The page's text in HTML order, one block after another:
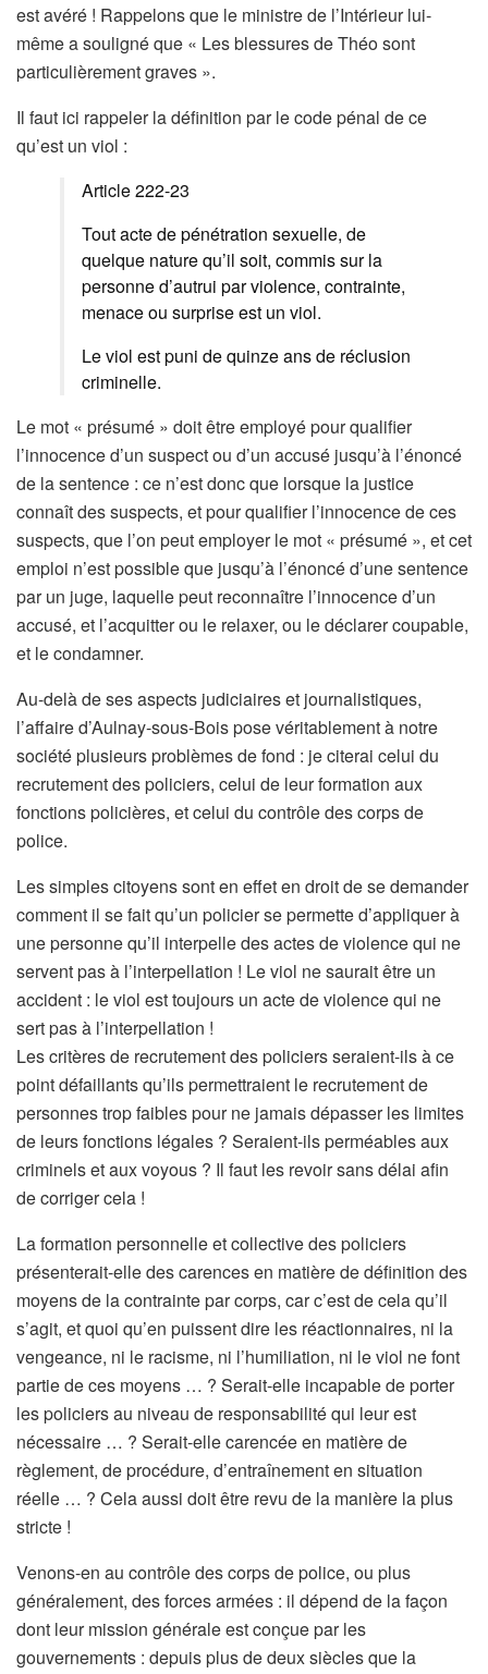
est avéré ! Rappelons que le ministre de l’Intérieur lui-
même a souligné que « Les blessures de Théo sont
particulièrement graves ».
Il faut ici rappeler la définition par le code pénal de ce
qu’est un viol :
Article 222-23
Tout acte de pénétration sexuelle, de
quelque nature qu’il soit, commis sur la
personne d’autrui par violence, contrainte,
menace ou surprise est un viol.
Le viol est puni de quinze ans de réclusion
criminelle.
Le mot « présumé » doit être employé pour qualifier
l’innocence d’un suspect ou d’un accusé jusqu’à l’énoncé
de la sentence : ce n’est donc que lorsque la justice
connaît des suspects, et pour qualifier l’innocence de ces
suspects, que l’on peut employer le mot « présumé », et cet
emploi n’est possible que jusqu’à l’énoncé d’une sentence
par un juge, laquelle peut reconnaître l’innocence d’un
accusé, et l’acquitter ou le relaxer, ou le déclarer coupable,
et le condamner.
Au-delà de ses aspects judiciaires et journalistiques,
l’affaire d’Aulnay-sous-Bois pose véritablement à notre
société plusieurs problèmes de fond : je citerai celui du
recrutement des policiers, celui de leur formation aux
fonctions policières, et celui du contrôle des corps de
police.
Les simples citoyens sont en effet en droit de se demander
comment il se fait qu’un policier se permette d’appliquer à
une personne qu’il interpelle des actes de violence qui ne
servent pas à l’interpellation ! Le viol ne saurait être un
accident : le viol est toujours un acte de violence qui ne
sert pas à l’interpellation !
Les critères de recrutement des policiers seraient-ils à ce
point défaillants qu’ils permettraient le recrutement de
personnes trop faibles pour ne jamais dépasser les limites
de leurs fonctions légales ? Seraient-ils perméables aux
criminels et aux voyous ? Il faut les revoir sans délai afin
de corriger cela !
La formation personnelle et collective des policiers
présenterait-elle des carences en matière de définition des
moyens de la contrainte par corps, car c’est de cela qu’il
s’agit, et quoi qu’en puissent dire les réactionnaires, ni la
vengeance, ni le racisme, ni l’humiliation, ni le viol ne font
partie de ces moyens … ? Serait-elle incapable de porter
les policiers au niveau de responsabilité qui leur est
nécessaire … ? Serait-elle carencée en matière de
règlement, de procédure, d’entraînement en situation
réelle … ? Cela aussi doit être revu de la manière la plus
stricte !
Venons-en au contrôle des corps de police, ou plus
généralement, des forces armées : il dépend de la façon
dont leur mission générale est conçue par les
gouvernements : depuis plus de deux siècles que la